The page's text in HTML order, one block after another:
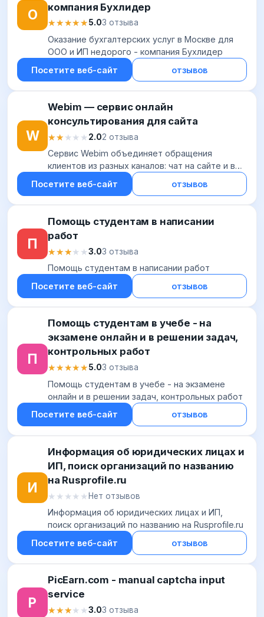
О
компания Бухлидер
★★★★★
★★★★★5.03 отзыва
Оказание бухгалтерских услуг в Москве для
ООО и ИП недорого - компания Бухлидер
Посетите веб-сайт
отзывов
W
Webim — сервис онлайн
консультирования для сайта
★★★★★
★★★★★2.02 отзыва
Сервис Webim объединяет обращения
клиентов из разных каналов: чат на сайте и в
мобильном приложении, мессенджеры и
социальные сети, чат-бот и другие текстовые
Посетите веб-сайт отзывов
П
Помощь студентам в написании
работ
★★★★★
★★★★★3.03 отзыва
Помощь студентам в написании работ
Посетите веб-сайт
отзывов
П
Помощь студентам в учебе - на
экзамене онлайн и в решении задач,
контрольных работ
★★★★★
★★★★★5.03 отзыва
Помощь студентам в учебе - на экзамене
онлайн и в решении задач, контрольных работ
Посетите веб-сайт
отзывов
И
Информация об юридических лицах и
ИП, поиск организаций по названию
на Rusprofile.ru
★★★★★
★★★★★ Нет отзывов
Информация об юридических лицах и ИП,
поиск организаций по названию на Rusprofile.ru
Посетите веб-сайт
отзывов
P
PicEarn.com - manual captcha input
service
★★★★★
★★★★★3.03 отзыва